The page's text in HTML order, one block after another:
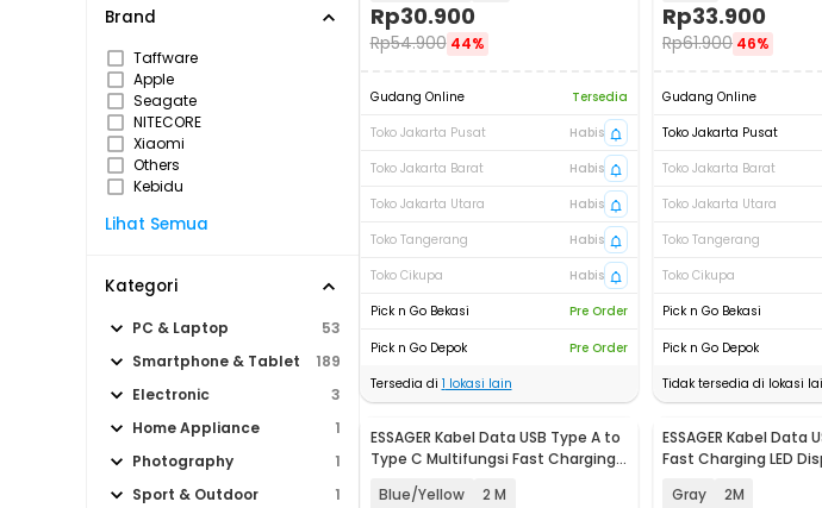
Brand
Taffware
Apple
Seagate
NITECORE
Xiaomi
Others
Kebidu
Lihat Semua
Kategori
PC & Laptop
53
Smartphone & Tablet
189
Electronic
3
Home Appliance
1
Photography
1
Sport & Outdoor
1
Rp30.900
Rp54.900 44%
Gudang Online
Tersedia
Toko Jakarta Pusat
Habis
Toko Jakarta Barat
Habis
Toko Jakarta Utara
Habis
Toko Tangerang
Habis
Toko Cikupa
Habis
Pick n Go Bekasi
Pre Order
Pick n Go Depok
Pre Order
Tersedia di 1 lokasi lain
Rp33.900
Rp61.900 46%
Gudang Online
Toko Jakarta Pusat
Toko Jakarta Barat
Toko Jakarta Utara
Toko Tangerang
Toko Cikupa
Pick n Go Bekasi
Pick n Go Depok
Tidak tersedia di lokasi
ESSAGER Kabel Data USB Type A to
Type C Multifungsi Fast Charging
Blue/Yellow 2 M
ESSAGER Kabel Data
Fast Charging LED
Gray 2M